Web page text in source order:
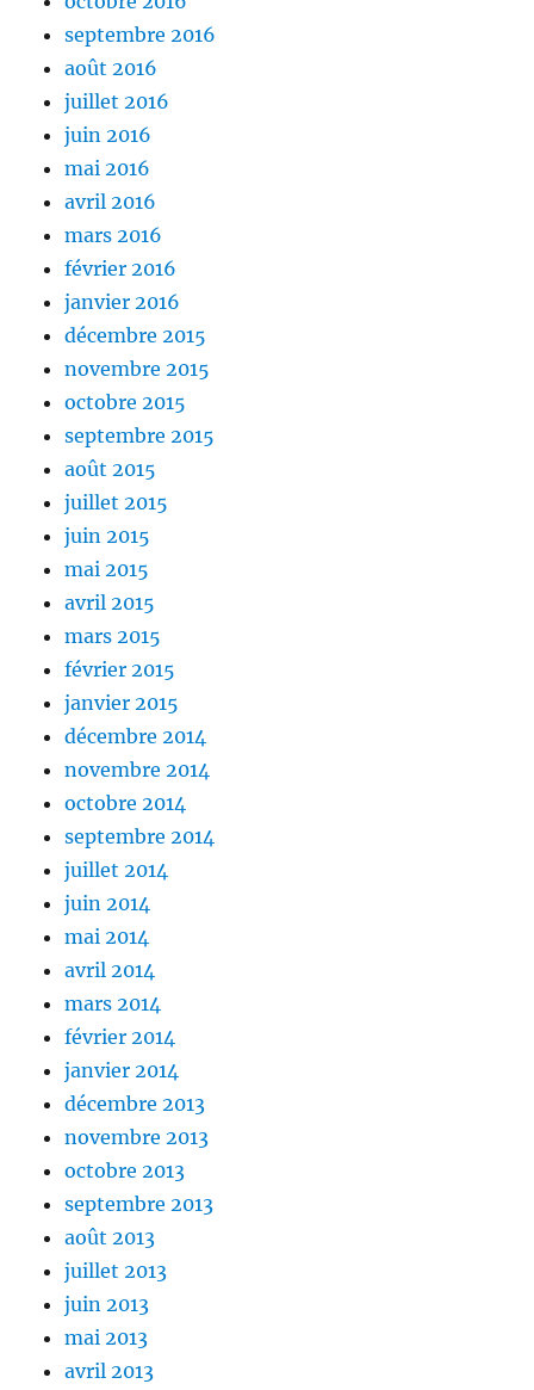
septembre 2016
août 2016
juillet 2016
juin 2016
mai 2016
avril 2016
mars 2016
février 2016
janvier 2016
décembre 2015
novembre 2015
octobre 2015
septembre 2015
août 2015
juillet 2015
juin 2015
mai 2015
avril 2015
mars 2015
février 2015
janvier 2015
décembre 2014
novembre 2014
octobre 2014
septembre 2014
juillet 2014
juin 2014
mai 2014
avril 2014
mars 2014
février 2014
janvier 2014
décembre 2013
novembre 2013
octobre 2013
septembre 2013
août 2013
juillet 2013
juin 2013
mai 2013
avril 2013